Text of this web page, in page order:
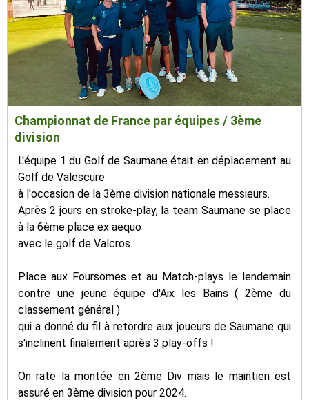
Championnat de France par équipes / 3ème
division
L'équipe 1 du Golf de Saumane était en déplacement au
Golf de Valescure
à l'occasion de la 3ème division nationale messieurs.
Après 2 jours en stroke-play, la team Saumane se place
à la 6ème place ex aequo
avec le golf de Valcros.
Place aux Foursomes et au Match-plays le lendemain
contre une jeune équipe d'Aix les Bains ( 2ème du
classement général )
qui a donné du fil à retordre aux joueurs de Saumane qui
s'inclinent finalement après 3 play-offs !
On rate la montée en 2ème Div mais le maintien est
assuré en 3ème division pour 2024.